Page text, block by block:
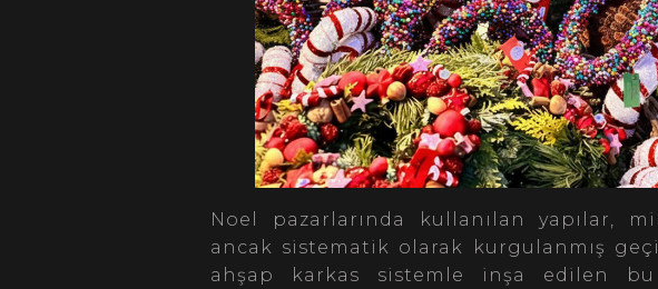
Noel pazarlarında kullanılan yapılar,
ancak sistematik olarak kurgulanmış
ahşap karkas sistemle inşa edilen